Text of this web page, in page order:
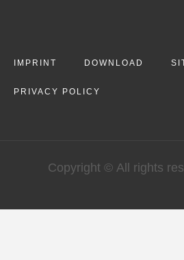
IMPRINT DOWNLOAD
PRIVACY POLICY
Copyright © All rights